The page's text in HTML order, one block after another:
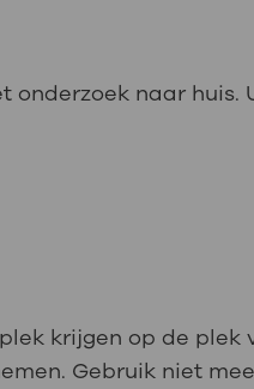
onderzoek naar
krijgen op de
Gebruik niet